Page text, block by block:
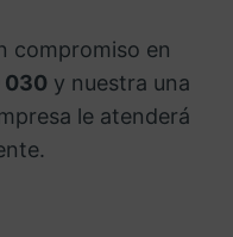
compromiso en
030 y nuestra una
le atenderá